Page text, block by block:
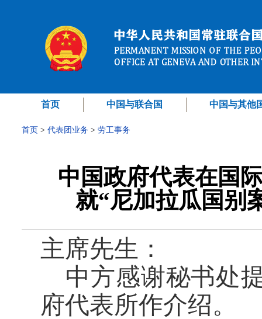
首页 中国与联合国 中国与其他
首页 > 代表团业务 > 劳工事务
中国政府代表在国
就“尼加拉瓜国别
主席先生：
中方感谢秘书处
府代表所作介绍。